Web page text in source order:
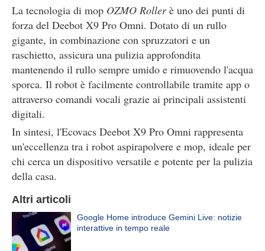
La tecnologia di mop OZMO Rollerè uno dei punti di
forza del Deebot X9 Pro Omni. Dotato di un rullo
gigante, in combinazione con spruzzatori e un
raschietto, assicura una pulizia approfondita
mantenendo il rullo sempre umido e rimuovendo l'acqua
sporca. Il robot è facilmente controllabile tramite app o
attraverso comandi vocali grazie ai principali assistenti
digitali.
In sintesi, l'Ecovacs Deebot X9 Pro Omni rappresenta
un'eccellenza tra i robot aspirapolvere e mop, ideale per
chi cerca un dispositivo versatile e potente per la pulizia
della casa.
Altri articoli
Google Home introduce Gemini Live: notizie
interattive in tempo reale